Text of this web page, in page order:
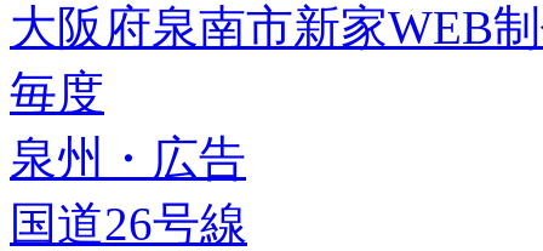
大阪府泉南市新家WEB
毎度
泉州・広告
国道26号線